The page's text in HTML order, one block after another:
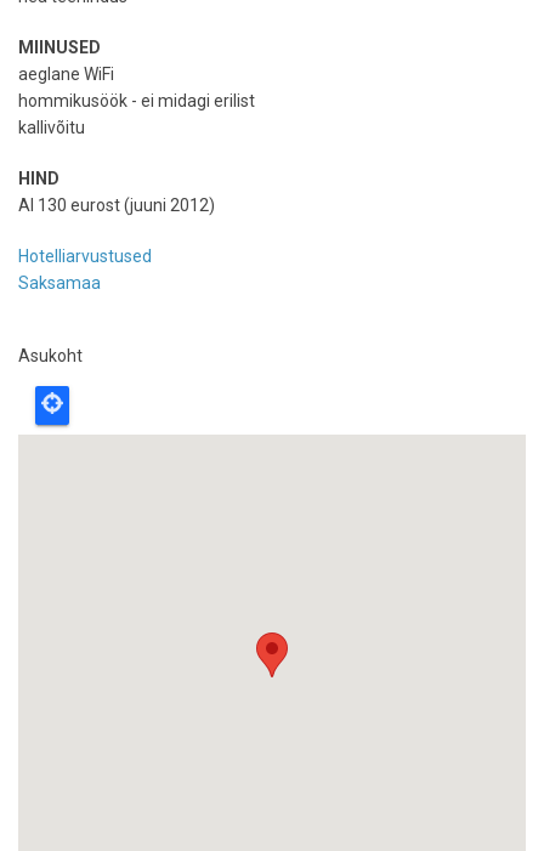
MIINUSED
aeglane WiFi
hommikusöök - ei midagi erilist
kallivõitu
HIND
Al 130 eurost (juuni 2012)
Hotelliarvustused
Saksamaa
Asukoht